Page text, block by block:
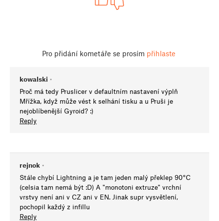
Pro přidání kometáře se prosím přihlaste
kowalski •
Proč má tedy Pruslicer v defaultním nastavení výplň
Mřížka, když může vést k selhání tisku a u Pruši je
nejoblíbenější Gyroid? :)
Reply
rejnok •
Stále chybí Lightning a je tam jeden malý překlep 90°C
(celsia tam nemá být :D) A "monotoni extruze" vrchní
vrstvy není ani v CZ ani v EN. Jinak supr vysvětlení,
pochopil každý z infillu
Reply